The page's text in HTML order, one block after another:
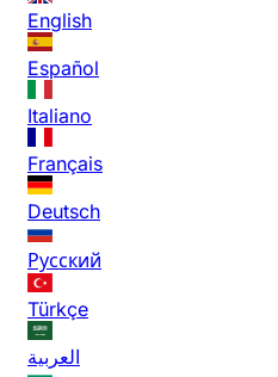
English
Español
Italiano
Français
Deutsch
Русский
Türkçe
العربية